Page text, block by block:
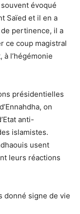
évoqué
Saïed et il en a
pertinence, il a
ce coup magistral
l’hégémonie
présidentielles
on
anti-
islamistes.
usent
leurs réactions
donné signe de vie